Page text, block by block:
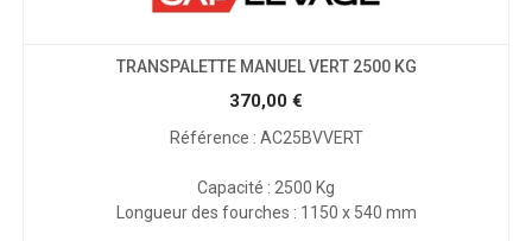
TRANSPALETTE MANUEL VERT 2500 KG
370,00 €
Référence : AC25BVVERT
Capacité : 2500 Kg
Longueur des fourches : 1150 x 540 mm